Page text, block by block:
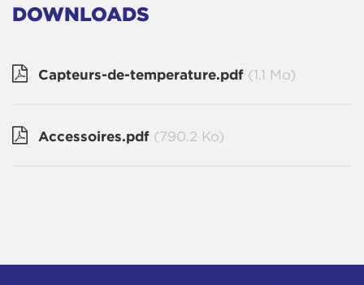
DOWNLOADS
Capteurs-de-temperature.pdf (1.1 Mo)
Accessoires.pdf (790.2 Ko)